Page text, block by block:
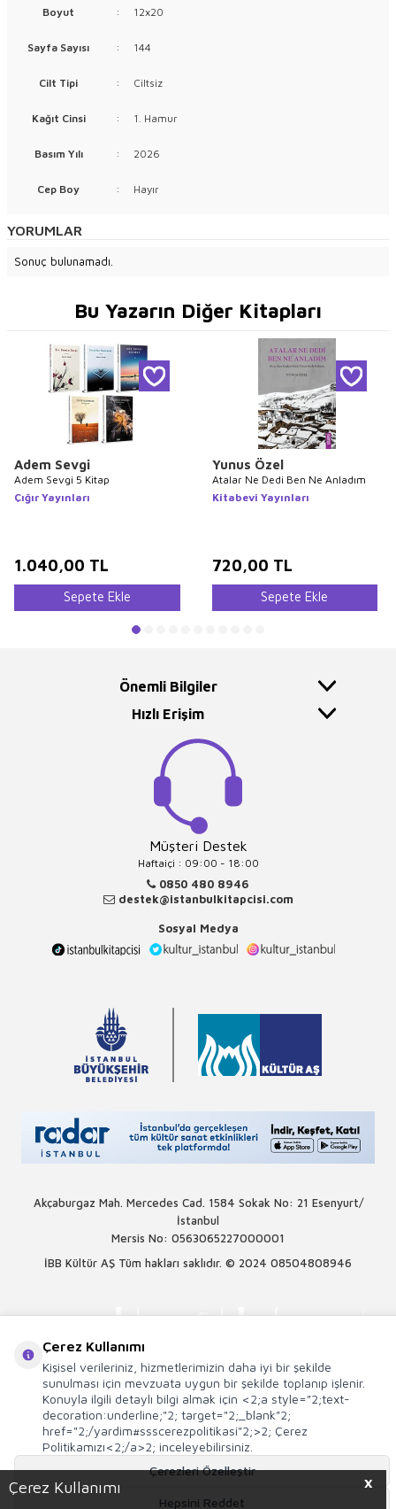
X
Çerez Kullanımı
Boyut : 12x20
Sayfa Sayısı : 144
Cilt Tipi : Ciltsiz
Kağıt Cinsi : 1. Hamur
Basım Yılı : 2026
Cep Boy : Hayır
YORUMLAR
Sonuç bulunamadı.
Bu Yazarın Diğer Kitapları
Adem Sevgi
Adem Sevgi 5 Kitap
Çığır Yayınları
1.040,00 TL
Sepete Ekle
Yunus Özel
Atalar Ne Dedi Ben Ne Anladım
Kitabevi Yayınları
720,00 TL
Sepete Ekle
Önemli Bilgiler
Hızlı Erişim
Müşteri Destek
Haftaiçi : 09:00 - 18:00
0850 480 8946
destek@istanbulkitapcisi.com
Sosyal Medya
Akçaburgaz Mah. Mercedes Cad. 1584 Sokak No: 21 Esenyurt/
İstanbul
Mersis No: 0563065227000001
İBB Kültür AŞ Tüm hakları saklıdır. © 2024 08504808946
E-TicaretSistemleriyle Hazırlanmıştır.
Çerez Kullanımı
Kişisel verileriniz, hizmetlerimizin daha iyi bir şekilde
sunulması için mevzuata uygun bir şekilde toplanıp işlenir.
Konuyla ilgili detaylı bilgi almak için <2;a style="2;text-
decoration:underline;"2; target="2;_blank"2;
href="2;/yardim#ssscerezpolitikasi"2;>2; Çerez
Politikamızı<2;/a>2; inceleyebilirsiniz.
Çerezleri Özelleştir
Hepsini Reddet